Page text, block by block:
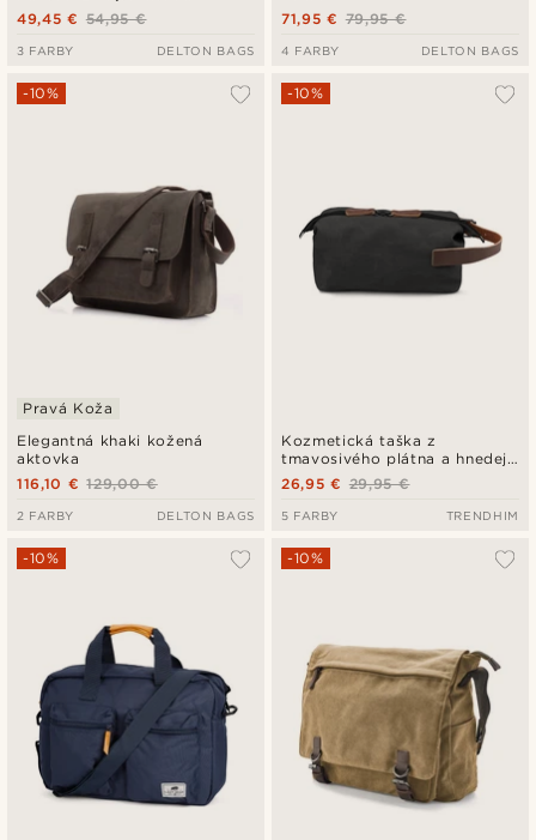
zeleného plátna
54,95 €
49,45 €
3 FARBY DELTON BAGS
79,95 €
71,95 €
4 FARBY DELTON BAGS
Elegantná khaki kožená
aktovka
-10%
Pravá Koža
129,00 €
116,10 €
2 FARBY DELTON BAGS
Kozmetická taška z
tmavosivého plátna a hnedej
kože
-10%
29,95 €
26,95 €
5 FARBY TRENDHIM
-10% -10%